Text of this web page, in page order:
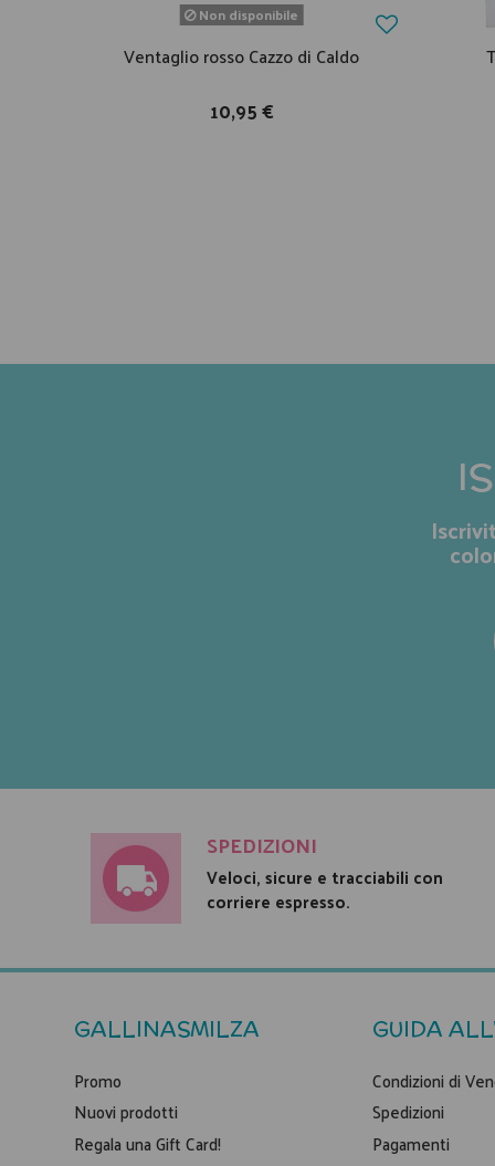
Non disponibile
Ventaglio rosso Cazzo di Caldo
10,95 €
SPEDIZIONI
Veloci, sicure e tracciabili con
corriere espresso.
GALLINASMILZA
Promo
Nuovi prodotti
Regala una Gift Card!
GUIDA
Condizioni di
Spedizioni
Pagamenti